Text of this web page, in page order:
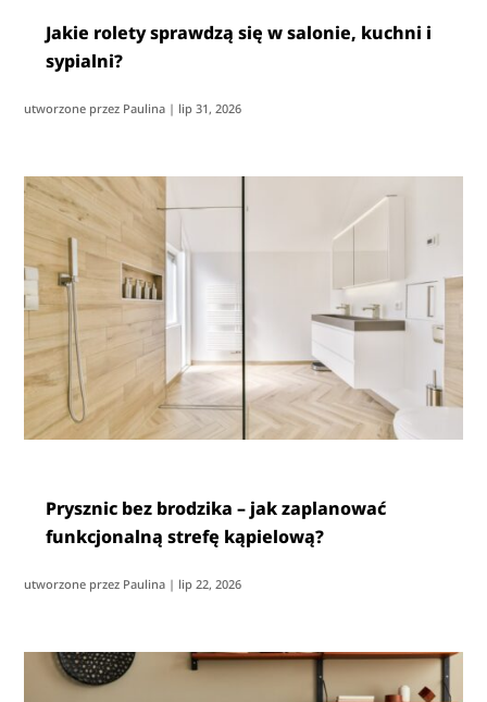
Jakie rolety sprawdzą się w salonie, kuchni i
sypialni?
utworzone przez Paulina | lip 31, 2026
Prysznic bez brodzika – jak zaplanować
funkcjonalną strefę kąpielową?
utworzone przez Paulina | lip 22, 2026